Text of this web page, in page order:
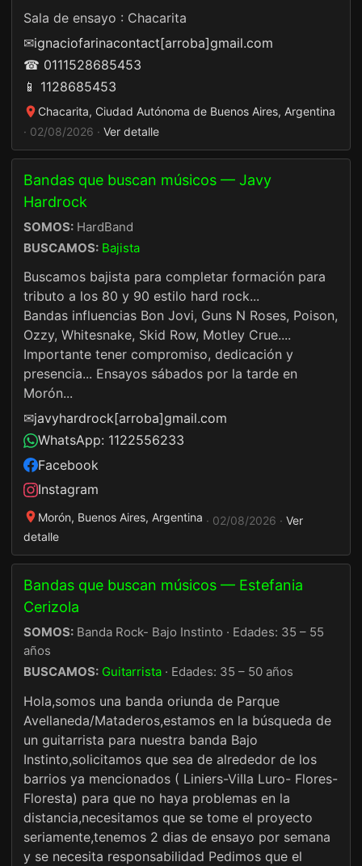
Sala de ensayo : Chacarita
✉ignaciofarinacontact[arroba]gmail.com
☎ 0111528685453
📱 1128685453
Chacarita, Ciudad Autónoma de Buenos Aires, Argentina
· 02/08/2026 · Ver detalle
Bandas que buscan músicos — Javy
Hardrock
SOMOS: HardBand
BUSCAMOS: Bajista
Buscamos bajista para completar formación para
tributo a los 80 y 90 estilo hard rock...
Bandas influencias Bon Jovi, Guns N Roses, Poison,
Ozzy, Whitesnake, Skid Row, Motley Crue....
Importante tener compromiso, dedicación y
presencia... Ensayos sábados por la tarde en
Morón...
✉javyhardrock[arroba]gmail.com
WhatsApp: 1122556233
Facebook
Instagram
Morón, Buenos Aires, Argentina · 02/08/2026 · Ver
detalle
Bandas que buscan músicos — Estefania
Cerizola
SOMOS: Banda Rock- Bajo Instinto · Edades: 35 – 55
años
BUSCAMOS: Guitarrista · Edades: 35 – 50 años
Hola,somos una banda oriunda de Parque
Avellaneda/Mataderos,estamos en la búsqueda de
un guitarrista para nuestra banda Bajo
Instinto,solicitamos que sea de alrededor de los
barrios ya mencionados ( Liniers-Villa Luro- Flores-
Floresta) para que no haya problemas en la
distancia,necesitamos que se tome el proyecto
seriamente,tenemos 2 dias de ensayo por semana
y se necesita responsabilidad Pedimos que el